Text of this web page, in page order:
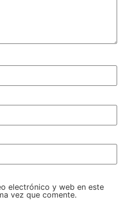
electrónico y web en este
vez que comente.